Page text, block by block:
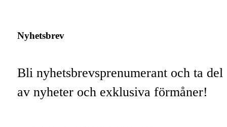
Nyhetsbrev
Bli nyhetsbrevsprenumerant och ta del
av nyheter och exklusiva förmåner!